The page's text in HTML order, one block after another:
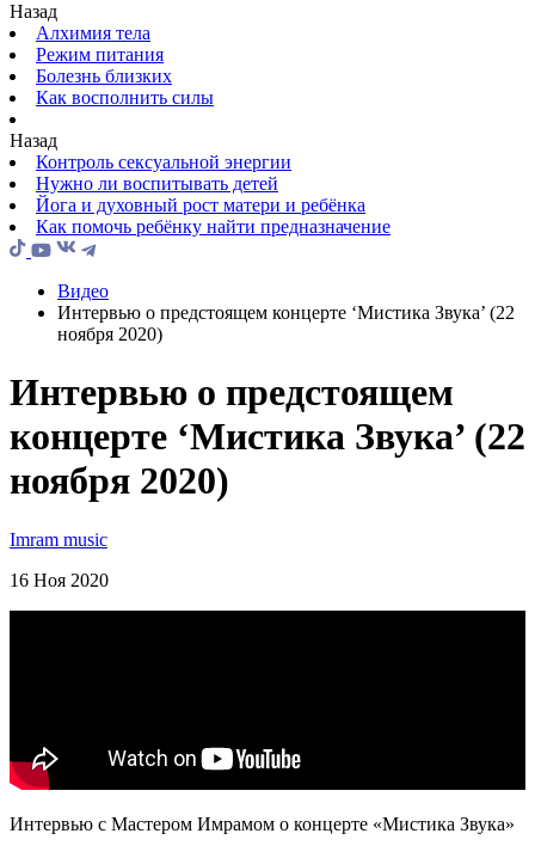
Назад
Алхимия тела
Режим питания
Болезнь близких
Как восполнить силы
Назад
Контроль сексуальной энергии
Нужно ли воспитывать детей
Йога и духовный рост матери и ребёнка
Как помочь ребёнку найти предназначение
Видео
Интервью о предстоящем концерте ‘Мистика Звука’ (22
ноября 2020)
Интервью о предстоящем
концерте ‘Мистика Звука’ (22
ноября 2020)
Imram music
16 Ноя 2020
Интервью с Мастером Имрамом о концерте «Мистика Звука»